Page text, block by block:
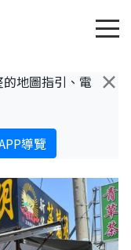
×
的地圖指引、電
導覽